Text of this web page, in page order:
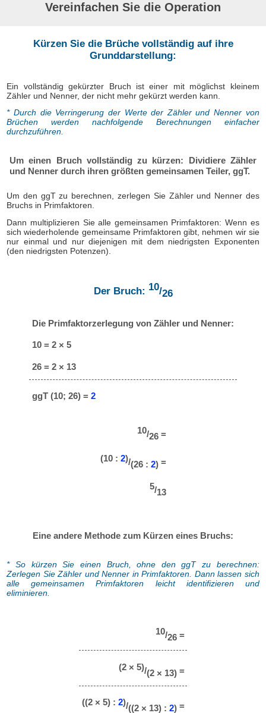
Vereinfachen Sie die Operation
Kürzen Sie die Brüche vollständig auf ihre
Grunddarstellung:
Ein vollständig gekürzter Bruch ist einer mit möglichst kleinem
Zähler und Nenner, der nicht mehr gekürzt werden kann.
* Durch die Verringerung der Werte der Zähler und Nenner von
Brüchen werden nachfolgende Berechnungen einfacher
durchzuführen.
Um einen Bruch vollständig zu kürzen: Dividiere Zähler
und Nenner durch ihren größten gemeinsamen Teiler, ggT.
Um den ggT zu berechnen, zerlegen Sie Zähler und Nenner des
Bruchs in Primfaktoren.
Dann multiplizieren Sie alle gemeinsamen Primfaktoren: Wenn es
sich wiederholende gemeinsame Primfaktoren gibt, nehmen wir sie
nur einmal und nur diejenigen mit dem niedrigsten Exponenten
(den niedrigsten Potenzen).
Der Bruch: 10/26
Die Primfaktorzerlegung von Zähler und Nenner:
10 = 2 × 5
26 = 2 × 13
ggT (10; 26) = 2
10/26=
(10 : 2)/(26 : 2)=
5/13
Eine andere Methode zum Kürzen eines Bruchs:
* So kürzen Sie einen Bruch, ohne den ggT zu berechnen:
Zerlegen Sie Zähler und Nenner in Primfaktoren. Dann lassen sich
alle gemeinsamen Primfaktoren leicht identifizieren und
eliminieren.
10/26=
(2 × 5)/(2 × 13)=
((2 × 5) : 2)/((2 × 13) : 2)=